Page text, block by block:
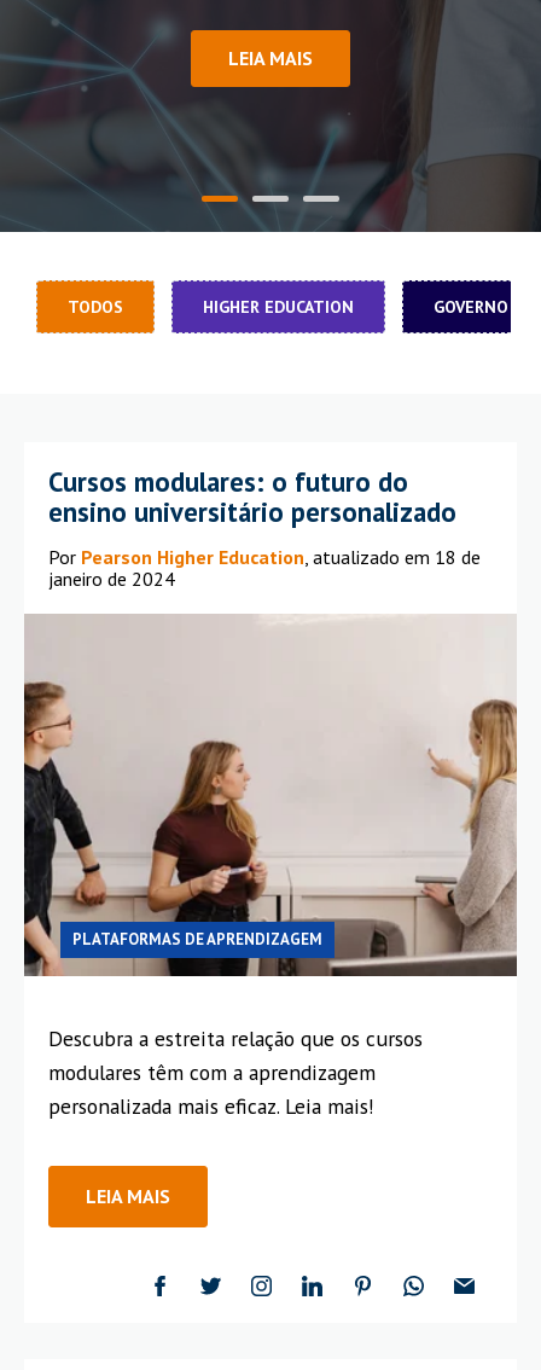
LEIA MAIS
TODOS HIGHER EDUCATION GOVERNO
Cursos modulares: o futuro do
ensino universitário personalizado
Por Pearson Higher Education, atualizado em 18 de
janeiro de 2024
PLATAFORMAS DE APRENDIZAGEM
Descubra a estreita relação que os cursos
modulares têm com a aprendizagem
personalizada mais eficaz. Leia mais!
LEIA MAIS